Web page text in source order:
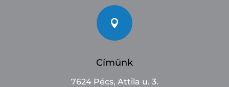

Címünk
7624 Pécs, Attila u. 3.